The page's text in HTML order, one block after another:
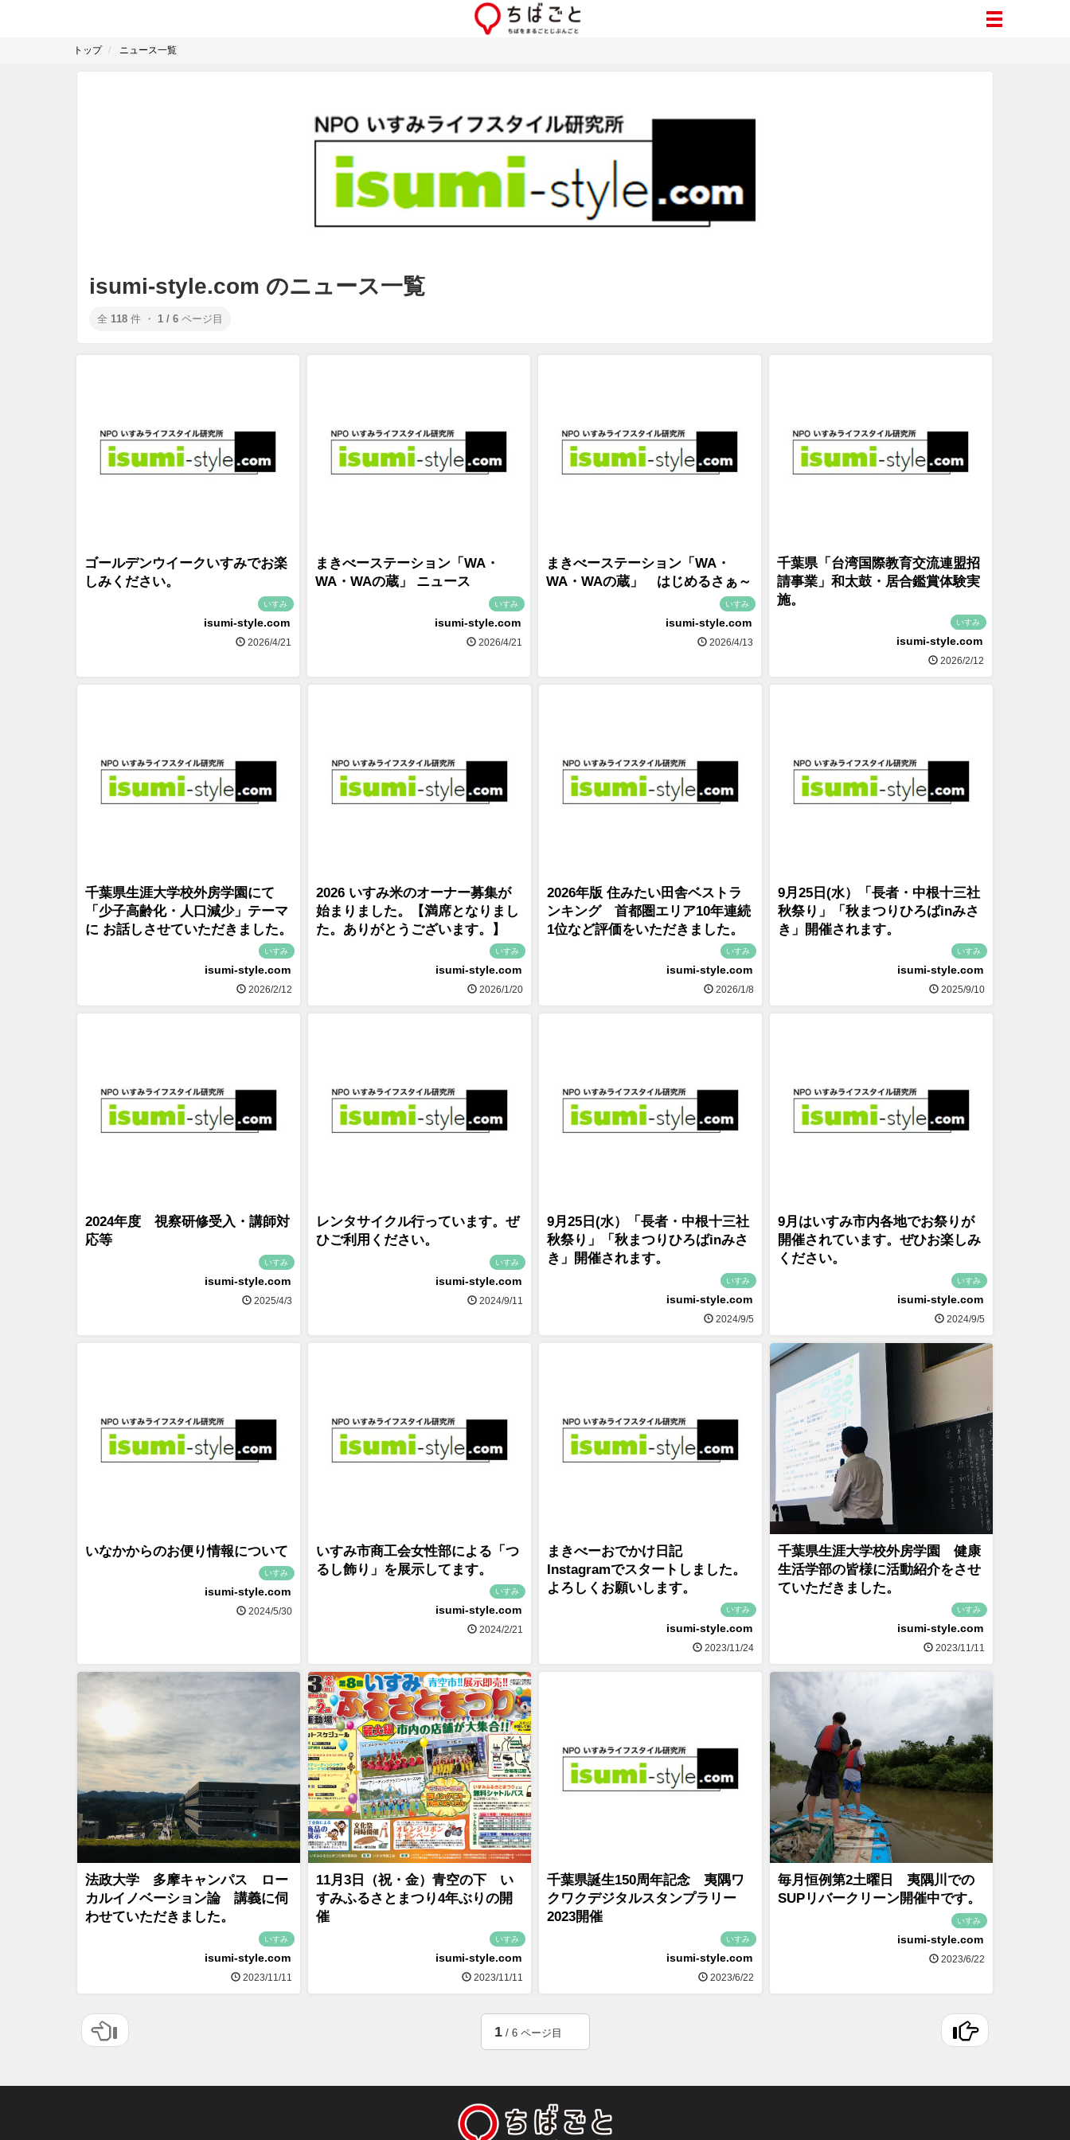
トップ ニュース一覧
isumi-style.com のニュース一覧
全 118 件 ・ 1 / 6 ページ目
ゴールデンウイークいすみでお楽
しみください。
いすみ
isumi-style.com
2026/4/21
まきべーステーション「WA・
WA・WAの蔵」 ニュース
いすみ
isumi-style.com
2026/4/21
まきべーステーション「WA・
WA・WAの蔵」 はじめるさぁ～
いすみ
isumi-style.com
2026/4/13
千葉県「台湾国際教育交流連盟招
請事業」和太鼓・居合鑑賞体験実
施。
いすみ
isumi-style.com
2026/2/12
千葉県生涯大学校外房学園にて
「少子高齢化・人口減少」テーマ
に お話しさせていただきました。
いすみ
isumi-style.com
2026/2/12
2026 いすみ米のオーナー募集が
始まりました。【満席となりまし
た。ありがとうございます。】
いすみ
isumi-style.com
2026/1/20
2026年版 住みたい田舎ベストラ
ンキング 首都圏エリア10年連続
1位など評価をいただきました。
いすみ
isumi-style.com
2026/1/8
9月25日(水）「長者・中根十三社
秋祭り」「秋まつりひろばinみさ
き」開催されます。
いすみ
isumi-style.com
2025/9/10
2024年度 視察研修受入・講師対
応等
いすみ
isumi-style.com
2025/4/3
レンタサイクル行っています。ぜ
ひご利用ください。
いすみ
isumi-style.com
2024/9/11
9月25日(水）「長者・中根十三社
秋祭り」「秋まつりひろばinみさ
き」開催されます。
いすみ
isumi-style.com
2024/9/5
9月はいすみ市内各地でお祭りが
開催されています。ぜひお楽しみ
ください。
いすみ
isumi-style.com
2024/9/5
いなかからのお便り情報について
いすみ
isumi-style.com
2024/5/30
いすみ市商工会女性部による「つ
るし飾り」を展示してます。
いすみ
isumi-style.com
2024/2/21
まきべーおでかけ日記
Instagramでスタートしました。
よろしくお願いします。
いすみ
isumi-style.com
2023/11/24
千葉県生涯大学校外房学園 健康
生活学部の皆様に活動紹介をさせ
ていただきました。
いすみ
isumi-style.com
2023/11/11
法政大学 多摩キャンパス ロー
カルイノベーション論 講義に伺
わせていただきました。
いすみ
isumi-style.com
2023/11/11
11月3日（祝・金）青空の下 い
すみふるさとまつり4年ぶりの開
催
いすみ
isumi-style.com
2023/11/11
千葉県誕生150周年記念 夷隅ワ
クワクデジタルスタンプラリー
2023開催
いすみ
isumi-style.com
2023/6/22
毎月恒例第2土曜日 夷隅川での
SUPリバークリーン開催中です。
いすみ
isumi-style.com
2023/6/22
1/ 6 ページ目